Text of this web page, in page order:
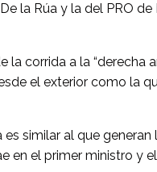
la Rúa y la del PRO
la corrida a la “derecha
el exterior como la
similar al que
en el primer ministro y